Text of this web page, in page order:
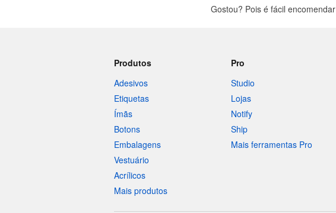
Gostou? Pois é fácil encomendar
Produtos
Adesivos
Etiquetas
Ímãs
Botons
Embalagens
Vestuário
Acrílicos
Mais produtos
Pro
Studio
Lojas
Notify
Ship
Mais ferramentas Pro